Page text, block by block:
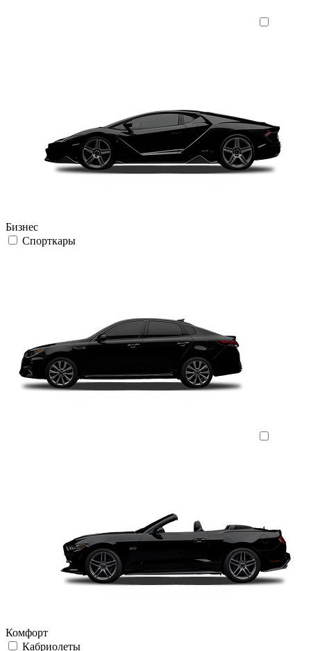
Бизнес
Спорткары
Комфорт
Кабриолеты